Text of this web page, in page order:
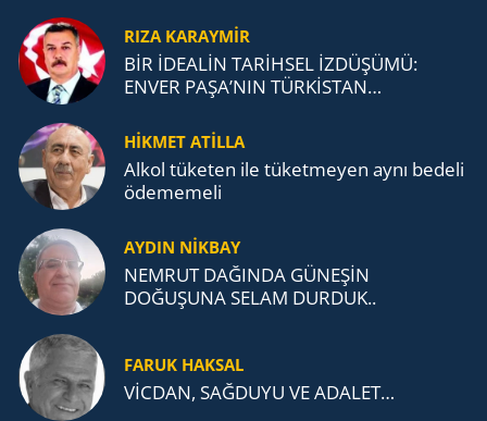
RIZA KARAYMIR
BİR İDEALİN TARİHSEL İZDÜŞÜMÜ:
ENVER PAŞA’NIN TÜRKİSTAN
TEŞKİLATI’NA UZANAN MİRASI
HİKMET ATİLLA
Alkol tü­ke­ten ile tü­ket­me­yen aynı be­de­li
öde­me­me­li
AYDIN NİKBAY
NEMRUT DAĞINDA GÜNEŞİN
DOĞUŞUNA SELAM DURDUK..
FARUK HAKSAL
VİCDAN, SAĞ­DU­YU VE ADA­LET…